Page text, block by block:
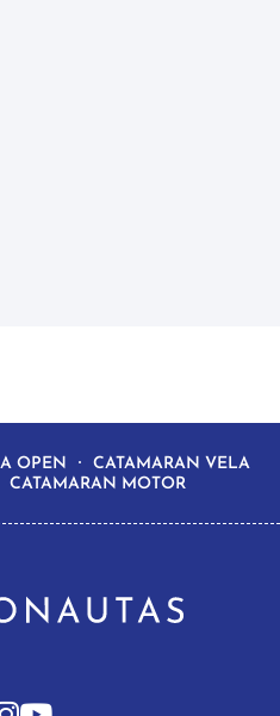
OPEN
CATAMARAN VELA
CATAMARAN MOTOR